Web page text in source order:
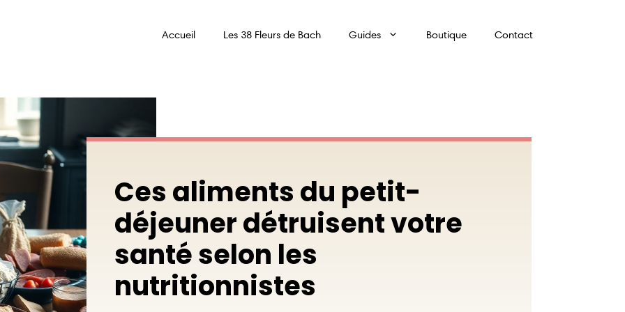
Accueil Les 38 Fleurs de Bach Guides Boutique Contact
Ces aliments du petit-
déjeuner détruisent votre
santé selon les
nutritionnistes